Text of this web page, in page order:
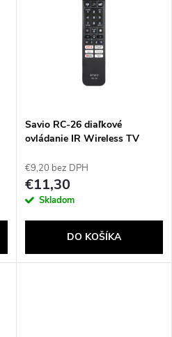
Savio RC-26 diaľkové
ovládanie IR Wireless TV
€9,20 bez DPH
€11,30
Skladom
DO KOŠÍKA